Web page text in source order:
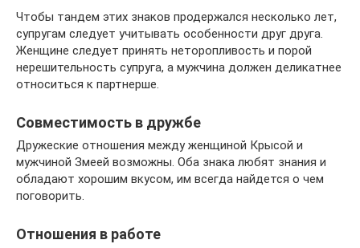
Чтобы тандем этих знаков продержался несколько лет,
супругам следует учитывать особенности друг друга.
Женщине следует принять неторопливость и порой
нерешительность супруга, а мужчина должен деликатнее
относиться к партнерше.
Совместимость в дружбе
Дружеские отношения между женщиной Крысой и
мужчиной Змеей возможны. Оба знака любят знания и
обладают хорошим вкусом, им всегда найдется о чем
поговорить.
Отношения в работе